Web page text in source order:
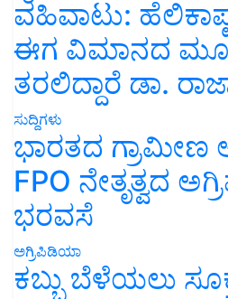
ವಹಿವಾಟು:
ಈಗ ವಿಮಾನದ
ತರಲಿದ್ದಾರೆ ಡಾ.
ಸುದ್ದಿಗಳು
ಭಾರತದ ಗ್ರಾಮೀಣ
FPO ನೇತೃತ್ವದ
ಭರವಸೆ
ಅಗ್ರಿಪಿಡಿಯಾ
ಕಬ್ಬು ಬೆಳೆಯಲು